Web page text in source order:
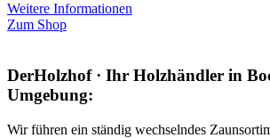
Weitere Informationen
Zum Shop
DerHolzhof · Ihr Holzhändler in
Umgebung:
Wir führen ein ständig wechselndes